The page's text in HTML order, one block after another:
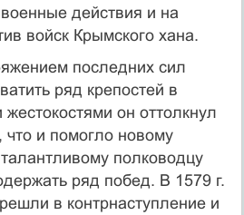
действия и на
войск Крымского хана.
последних сил
ряд крепостей в
он оттолкнул
что и помогло новому
полководцу
ряд побед. В 1579 г.
в контрнаступление и